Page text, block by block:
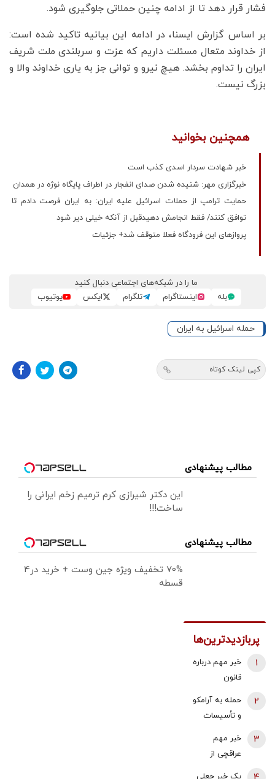
فشار قرار دهد تا از ادامه چنین حملاتی جلوگیری شود.
بر اساس گزارش ایسنا، در ادامه این بیانیه تاکید شده است:
از خداوند متعال مسئلت داریم که عزت و سربلندی ملت شریف
ایران را تداوم بخشد. هیچ نیرو و توانی جز به یاری خداوند والا و
بزرگ نیست.
همچنین بخوانید
خبر شهادت سردار اسدی کذب است
خبرگزاری مهر: شنیده شدن صدای انفجار در اطراف پایگاه نوژه در همدان
حمایت ترامپ از حملات اسرائیل علیه ایران: به ایران فرصت دادم تا
توافق کنند/ فقط انجامش دهیدقبل از آنکه خیلی دیر شود
پروازهای این فرودگاه فعلا متوقف شد+ جزئیات
ما را در شبکه‌های اجتماعی دنبال کنید
بله
اینستاگرام تلگرام ایکس یوتیوب
حمله اسرائیل به ایران
کپی لینک کوتاه
مطالب پیشنهادی
این دکتر شیرازی کرم ترمیم زخم ایرانی را
ساخت!!!
مطالب پیشنهادی
70% تخفیف ویژه جین وست + خرید در4
قسطه
پربازدیدترین‌ها
خبر مهم درباره
قانون
شرایط جدید
زنان و مردان
اعلام شد
1
حمله به آرامکو
و تأسیسات
واکنش وزارت
انرژی عربستان
2
خبر مهم
عراقچی از
3
یک خبر جعلی